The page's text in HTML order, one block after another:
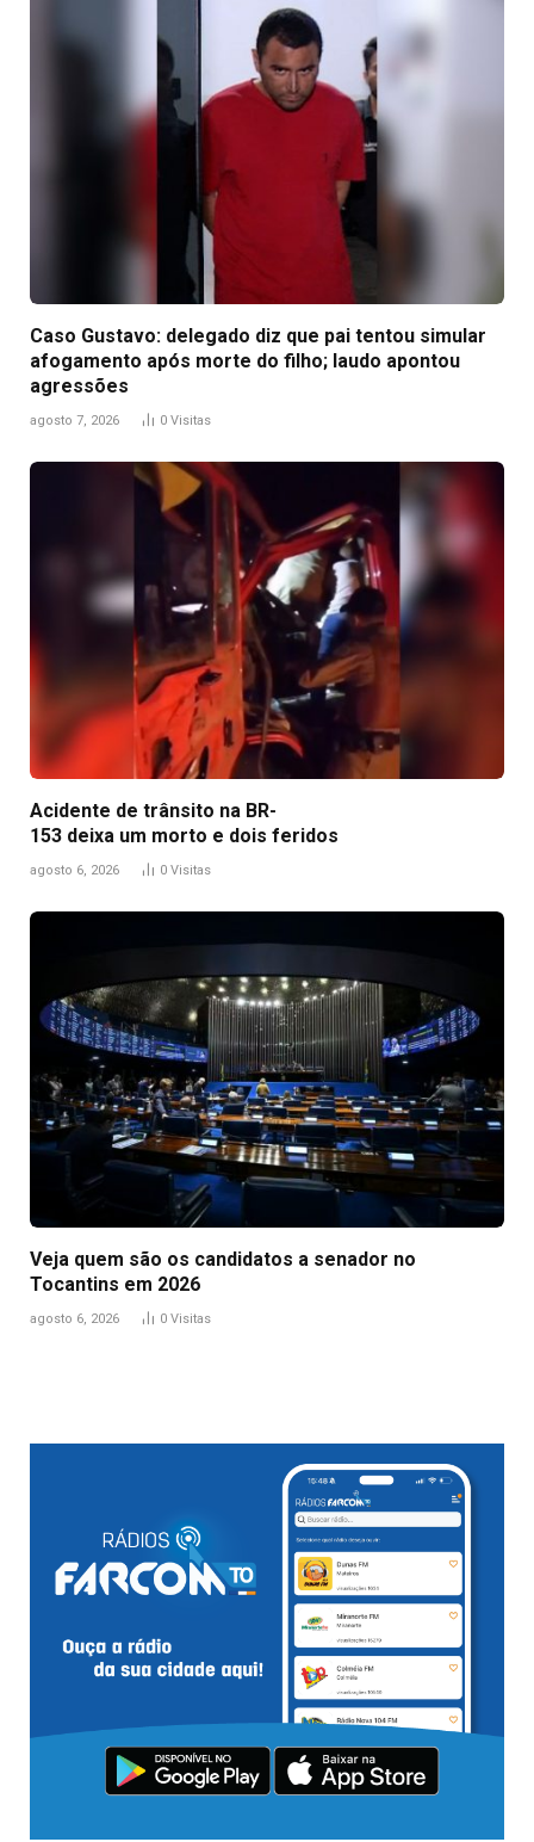
Caso Gustavo: delegado diz que pai tentou simular
afogamento após morte do filho; laudo apontou
agressões
agosto 7, 2026 0 Visitas
Acidente de trânsito na BR-
153 deixa um morto e dois feridos
agosto 6, 2026 0 Visitas
Veja quem são os candidatos a senador no
Tocantins em 2026
agosto 6, 2026 0 Visitas